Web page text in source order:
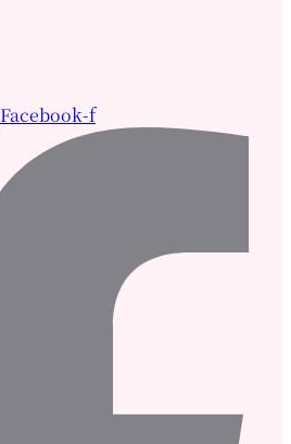
Facebook-f